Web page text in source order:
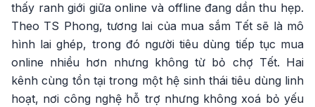
thấy ranh giới giữa online và offline đang dần thu hẹp.
Theo TS Phong, tương lai của mua sắm Tết sẽ là mô
hình lai ghép, trong đó người tiêu dùng tiếp tục mua
online nhiều hơn nhưng không từ bỏ chợ Tết. Hai
kênh cùng tồn tại trong một hệ sinh thái tiêu dùng linh
hoạt, nơi công nghệ hỗ trợ nhưng không xoá bỏ yếu